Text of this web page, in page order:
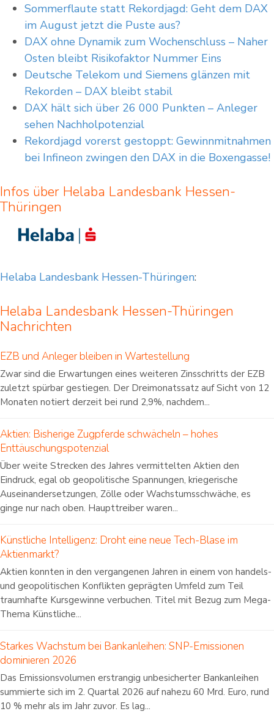
Sommerflaute statt Rekordjagd: Geht dem DAX
im August jetzt die Puste aus?
DAX ohne Dynamik zum Wochenschluss – Naher
Osten bleibt Risikofaktor Nummer Eins
Deutsche Telekom und Siemens glänzen mit
Rekorden – DAX bleibt stabil
DAX hält sich über 26 000 Punkten – Anleger
sehen Nachholpotenzial
Rekordjagd vorerst gestoppt: Gewinnmitnahmen
bei Infineon zwingen den DAX in die Boxengasse!
Infos über Helaba Landesbank Hessen-
Thüringen
Helaba Landesbank Hessen-Thüringen:
Helaba Landesbank Hessen-Thüringen
Nachrichten
EZB und Anleger bleiben in Wartestellung
Zwar sind die Erwartungen eines weiteren Zinsschritts der EZB
zuletzt spürbar gestiegen. Der Dreimonatssatz auf Sicht von 12
Monaten notiert derzeit bei rund 2,9%, nachdem...
Aktien: Bisherige Zugpferde schwächeln – hohes
Enttäuschungspotenzial
Über weite Strecken des Jahres vermittelten Aktien den
Eindruck, egal ob geopolitische Spannungen, kriegerische
Auseinandersetzungen, Zölle oder Wachstumsschwäche, es
ginge nur nach oben. Haupttreiber waren...
Künstliche Intelligenz: Droht eine neue Tech-Blase im
Aktienmarkt?
Aktien konnten in den vergangenen Jahren in einem von handels-
und geopolitischen Konflikten geprägten Umfeld zum Teil
traumhafte Kursgewinne verbuchen. Titel mit Bezug zum Mega-
Thema Künstliche...
Starkes Wachstum bei Bankanleihen: SNP-Emissionen
dominieren 2026
Das Emissionsvolumen erstrangig unbesicherter Bankanleihen
summierte sich im 2. Quartal 2026 auf nahezu 60 Mrd. Euro, rund
10 % mehr als im Jahr zuvor. Es lag...